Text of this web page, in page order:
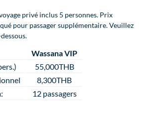
privé inclus 5 personnes. Prix
pour passager supplémentaire. Veuillez
Wassana VIP
55,000THB
8,300THB
12 passagers